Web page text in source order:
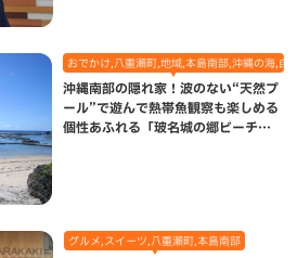
おでかけ,八重瀬町,地域,本島南部,沖縄の海,自
沖縄南部の隠れ家！波のない“天然プ
ール”で遊んで熱帯魚観察も楽しめる
個性あふれる「玻名城の郷ビーチ」
グルメ,スイーツ,八重瀬町,本島南部